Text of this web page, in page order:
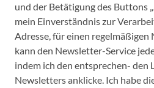
und der Betätigung des Buttons
mein Einverständnis zur
Adresse, für einen regelmäßigen
kann den Newsletter-Service
indem ich den entsprechen- den
Newsletters anklicke. Ich habe